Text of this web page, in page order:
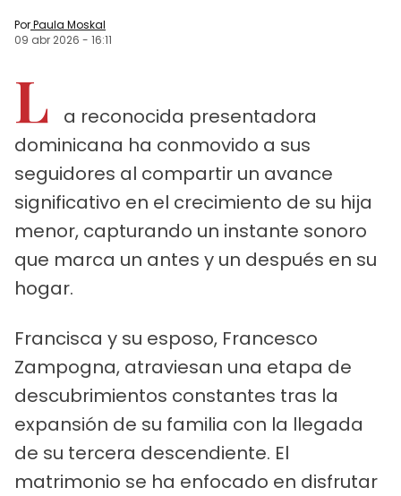
PorPaula Moskal
09 abr 2026 - 16:11
L
a reconocida presentadora
dominicana ha conmovido a sus
seguidores al compartir un avance
significativo en el crecimiento de su hija
menor, capturando un instante sonoro
que marca un antes y un después en su
hogar.
Francisca y su esposo, Francesco
Zampogna, atraviesan una etapa de
descubrimientos constantes tras la
expansión de su familia con la llegada
de su tercera descendiente. El
matrimonio se ha enfocado en disfrutar